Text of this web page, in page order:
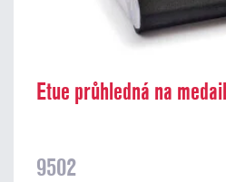
Etue průhledná na
9502